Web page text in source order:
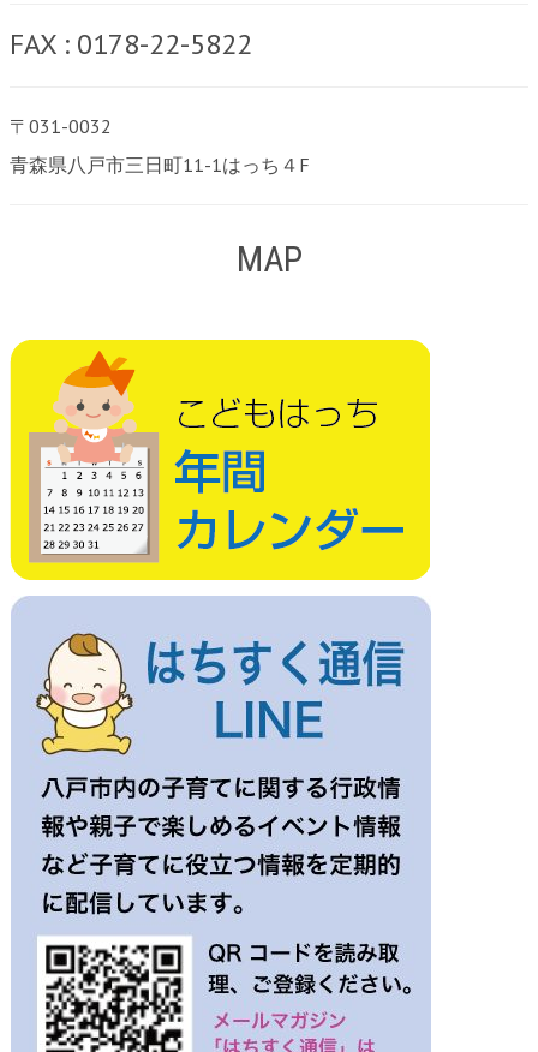
FAX : 0178-22-5822
〒031-0032
青森県八戸市三日町11-1はっち４F
MAP